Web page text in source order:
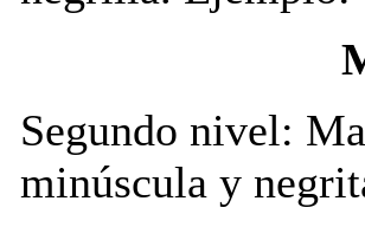
Segundo nivel:
minúscula y